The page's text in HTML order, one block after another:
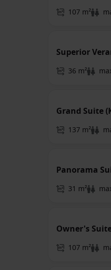
107 m²
Superior
36 m²
Grand Suite
137 m²
Panorama
31 m²
Owner's
107 m²